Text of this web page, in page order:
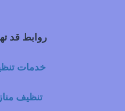
روابط قد
خدمات
تنظيف